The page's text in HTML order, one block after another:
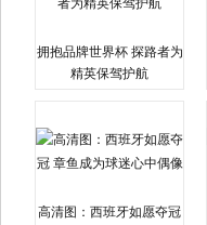
拥抱品牌世界杯 探路者为
精英保驾护航
高清图：西班牙如愿夺冠